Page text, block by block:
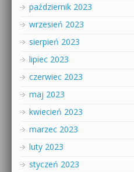
październik 2023
wrzesień 2023
sierpień 2023
lipiec 2023
czerwiec 2023
maj 2023
kwiecień 2023
marzec 2023
luty 2023
styczeń 2023